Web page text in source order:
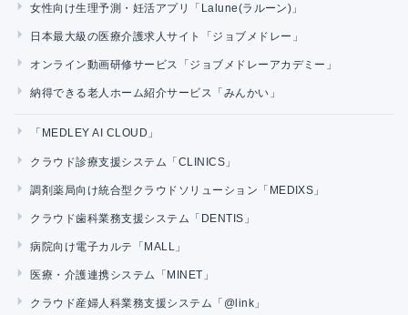
女性向け生理予測・妊活アプリ「Lalune(ラルーン)」
日本最大級の医療介護求人サイト「ジョブメドレー」
オンライン動画研修サービス「ジョブメドレーアカデミー」
納得できる老人ホーム紹介サービス「みんかい」
「MEDLEY AI CLOUD」
クラウド診療支援システム「CLINICS」
調剤薬局向け統合型クラウドソリューション「MEDIXS」
クラウド歯科業務支援システム「DENTIS」
病院向け電子カルテ「MALL」
医療・介護連携システム「MINET」
クラウド産婦人科業務支援システム「@link」